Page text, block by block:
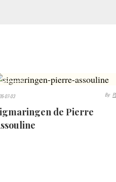
429
VIEWS
07-03 By:
de Pierre